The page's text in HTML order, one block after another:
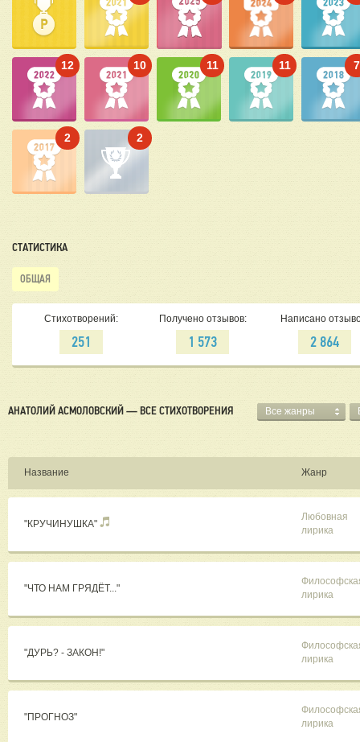
12 10 11 11 7
2 2
СТАТИСТИКА
ОБЩАЯ
Стихотворений:
251
Получено отзывов:
1 573
Написано
2 864
АНАТОЛИЙ АСМОЛОВСКИЙ — ВСЕ СТИХОТВОРЕНИЯ Все жанры
Название Жанр
"КРУЧИНУШКА"
Любовная
лирика
"ЧТО НАМ ГРЯДЁТ..."
лирика
"ДУРЬ? - ЗАКОН!"
лирика
"ПРОГНОЗ"
лирика